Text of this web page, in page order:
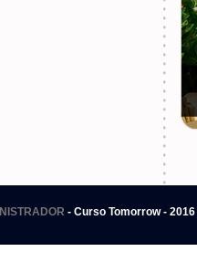
- Curso Tomorrow - 2016